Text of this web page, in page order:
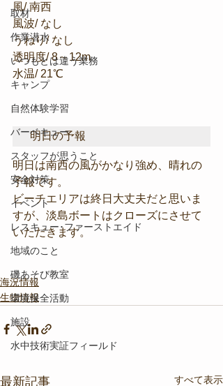
取材
作業潜水
いつもとは違う業務
キャンプ
自然体験学習
バーベキュー
スタッフが思うこと
安全対策
イベント
レスキュー･ファーストエイド
地域のこと
磯あそび教室
環境保全活動
施設
水中技術実証フィールド
風/ 南西
風波/ なし
うねり/ なし
透明度/ 8～12m
水温/ 21℃
明日の予報
明日は南西の風がかなり強め、晴れの
予報です。
ビーチエリアは終日大丈夫だと思いま
すが、淡島ボートはクローズにさせて
いただきます。
海況情報
生物情報
最新記事 すべて表示